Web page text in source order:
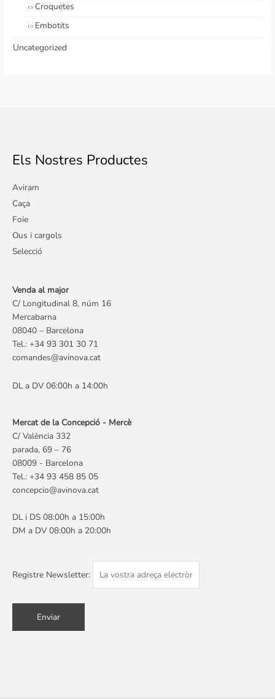
Croquetes
Embotits
Uncategorized
Els Nostres Productes
Aviram
Caça
Foie
Ous i cargols
Selecció
Venda al major
C/ Longitudinal 8, núm 16
Mercabarna
08040 – Barcelona
Tel.: +34 93 301 30 71
comandes@avinova.cat
DL a DV 06:00h a 14:00h
Mercat de la Concepció - Mercè
C/ València 332
parada, 69 – 76
08009 - Barcelona
Tel.: +34 93 458 85 05
concepcio@avinova.cat
DL i DS 08:00h a 15:00h
DM a DV 08:00h a 20:00h
Registre Newsletter: